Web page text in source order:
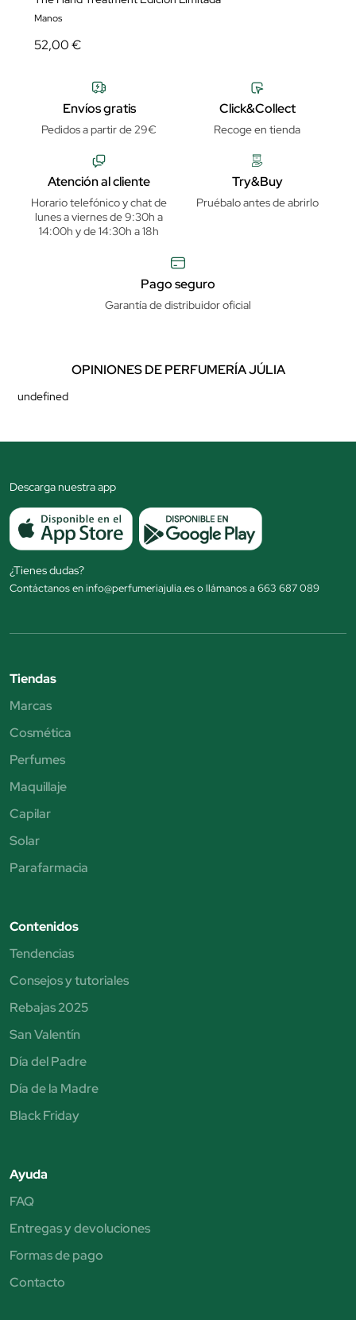
Manos
52,00 €
Envíos gratis
Pedidos a partir de 29€
Click&Collect
Recoge en tienda
Atención al cliente
Horario telefónico y chat de
lunes a viernes de 9:30h a
14:00h y de 14:30h a 18h
Try&Buy
Pruébalo antes de abrirlo
Pago seguro
Garantía de distribuidor oficial
OPINIONES DE PERFUMERÍA JÚLIA
undefined
Descarga nuestra app
¿Tienes dudas?
Contáctanos en info@perfumeriajulia.es o llámanos a 663 687 089
Tiendas
Marcas
Cosmética
Perfumes
Maquillaje
Capilar
Solar
Parafarmacia
Contenidos
Tendencias
Consejos y tutoriales
Rebajas 2025
San Valentín
Día del Padre
Día de la Madre
Black Friday
Ayuda
FAQ
Entregas y devoluciones
Formas de pago
Contacto